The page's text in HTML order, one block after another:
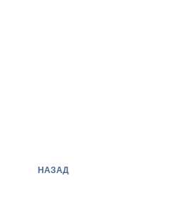
НАЗАД